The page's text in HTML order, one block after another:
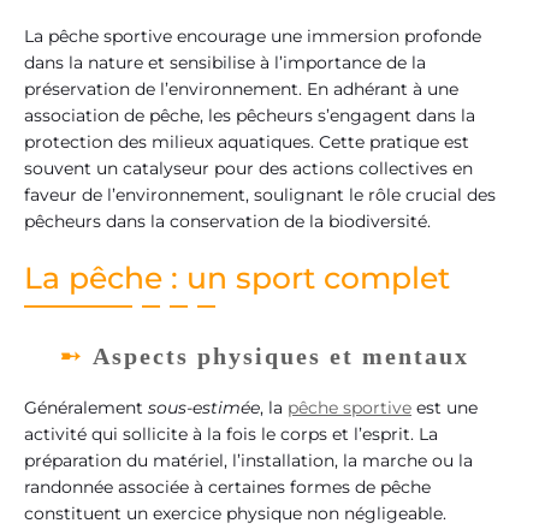
La pêche sportive encourage une immersion profonde
dans la nature et sensibilise à l’importance de la
préservation de l’environnement. En adhérant à une
association de pêche, les pêcheurs s’engagent dans la
protection des milieux aquatiques. Cette pratique est
souvent un catalyseur pour des actions collectives en
faveur de l’environnement, soulignant le rôle crucial des
pêcheurs dans la conservation de la biodiversité.
La pêche : un sport complet
Aspects physiques et mentaux
Généralement sous-estimée, la pêche sportive est une
activité qui sollicite à la fois le corps et l’esprit. La
préparation du matériel, l’installation, la marche ou la
randonnée associée à certaines formes de pêche
constituent un exercice physique non négligeable.